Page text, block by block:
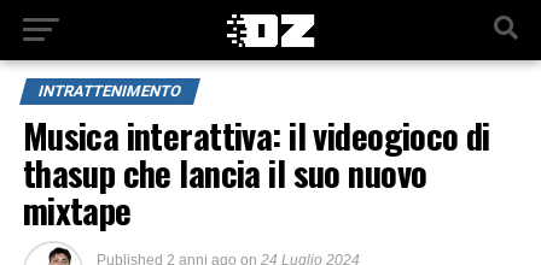
INTRATTENIMENTO
Musica interattiva: il videogioco di
thasup che lancia il suo nuovo
mixtape
Published 2 anni ago on 24 Luglio 2024